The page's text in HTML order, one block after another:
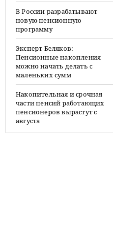
В России разрабатывают
новую пенсионную
программу
Эксперт Беляков:
Пенсионные накопления
можно начать делать с
маленьких сумм
Накопительная и срочная
части пенсий работающих
пенсионеров вырастут с
августа